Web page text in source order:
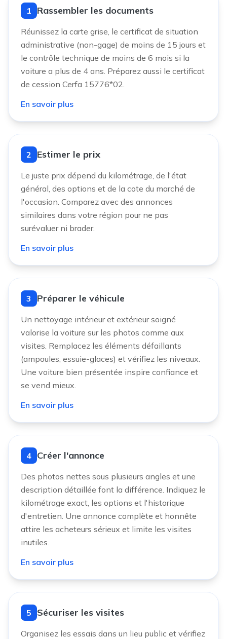
1 Rassembler les documents
Réunissez la carte grise, le certificat de situation
administrative (non-gage) de moins de 15 jours et
le contrôle technique de moins de 6 mois si la
voiture a plus de 4 ans. Préparez aussi le certificat
de cession Cerfa 15776*02.
En savoir plus
2 Estimer le prix
Le juste prix dépend du kilométrage, de l'état
général, des options et de la cote du marché de
l'occasion. Comparez avec des annonces
similaires dans votre région pour ne pas
surévaluer ni brader.
En savoir plus
3 Préparer le véhicule
Un nettoyage intérieur et extérieur soigné
valorise la voiture sur les photos comme aux
visites. Remplacez les éléments défaillants
(ampoules, essuie-glaces) et vérifiez les niveaux.
Une voiture bien présentée inspire confiance et
se vend mieux.
En savoir plus
4 Créer l'annonce
Des photos nettes sous plusieurs angles et une
description détaillée font la différence. Indiquez le
kilométrage exact, les options et l'historique
d'entretien. Une annonce complète et honnête
attire les acheteurs sérieux et limite les visites
inutiles.
En savoir plus
5 Sécuriser les visites
Organisez les essais dans un lieu public et vérifiez